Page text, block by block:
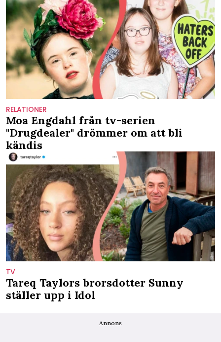
RELATIONER
Moa Engdahl från tv-serien
"Drugdealer" drömmer om att bli
kändis
TV
Tareq Taylors brorsdotter Sunny
ställer upp i Idol
Annons